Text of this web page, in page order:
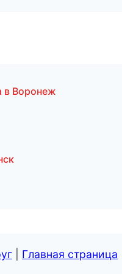
в Воронеж
Главная страница